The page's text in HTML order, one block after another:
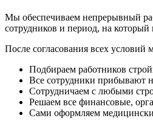
Мы обеспечиваем непрерывный
сотрудников и период, на который
После согласования всех
Подбираем работников
Все сотрудники прибывают
Сотрудничаем с любыми
Решаем все финансовые,
Сами оформляем